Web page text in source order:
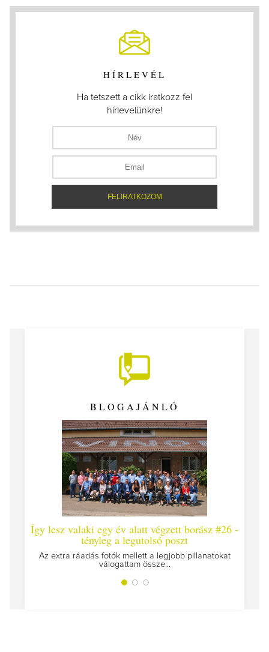
HÍRLEVÉL
Ha tetszett a cikk iratkozz fel
hírlevelünkre!
BLOGAJÁNLÓ
Így lesz valaki egy év alatt végzett borász #26 -
tényleg a legutolsó poszt
Az extra ráadás fotók mellett a legjobb pillanatokat
válogattam össze...
Így lesz